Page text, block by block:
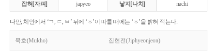
잡혀[자펴] japyeo 낳지[나치] nachi
다만, 체언에서 ‘ㄱ, ㄷ, ㅂ’ 뒤에 ‘ㅎ’이 따를 때에는 ‘ㅎ’을 밝혀 적는다.
묵호(Mukho) 집현전(Jiphyeonjeon)